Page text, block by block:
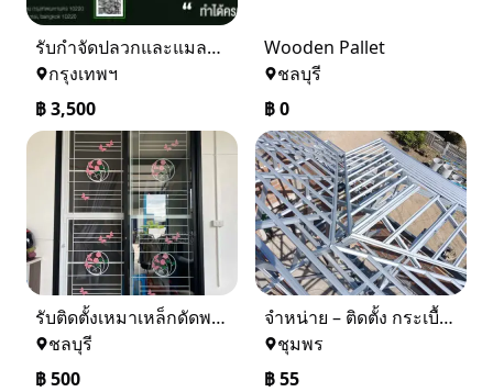
รับกำจัดปลวกและแมลง ในราคาเริ่มเพียง 3,500 บาท
กรุงเทพฯ
฿3,500
Wooden Pallet
ชลบุรี
฿0
รับติดตั้งเหมาเหล็กดัดพร้อมมุ้งลวด
ชลบุรี
฿500
จำหน่าย – ติดตั้ง กระเบื้อง โครงหลังคา ถอดแบบแจ้งราคาฟรี
ชุมพร
฿55